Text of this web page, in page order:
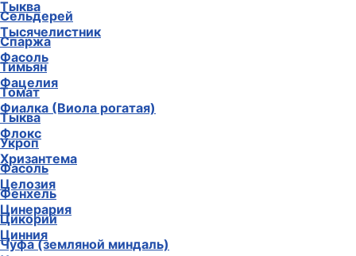
Тыква
Тысячелистник
Фасоль
Фацелия
Фиалка (Виола рогатая)
Флокс
Хризантема
Целозия
Цинерария
Цинния
Сельдерей
Спаржа
Тимьян
Томат
Тыква
Укроп
Фасоль
Фенхель
Цикорий
Чуфа (земляной миндаль)